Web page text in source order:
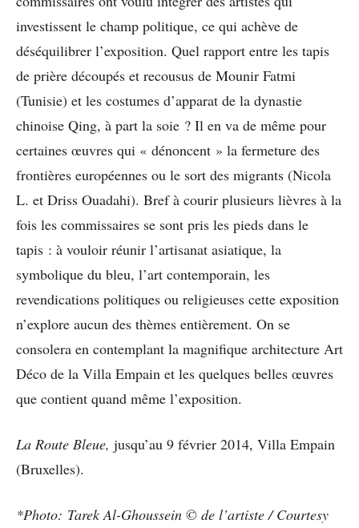
investissent le champ politique, ce qui achève de
déséquilibrer l’exposition. Quel rapport entre les tapis
de prière découpés et recousus de Mounir Fatmi
(Tunisie) et les costumes d’apparat de la dynastie
chinoise Qing, à part la soie ? Il en va de même pour
certaines œuvres qui « dénoncent » la fermeture des
frontières européennes ou le sort des migrants (Nicola
L. et Driss Ouadahi). Bref à courir plusieurs lièvres à la
fois les commissaires se sont pris les pieds dans le
tapis : à vouloir réunir l’artisanat asiatique, la
symbolique du bleu, l’art contemporain, les
revendications politiques ou religieuses cette exposition
n’explore aucun des thèmes entièrement. On se
consolera en contemplant la magnifique architecture Art
Déco de la Villa Empain et les quelques belles œuvres
que contient quand même l’exposition.
La Route Bleue, jusqu’au 9 février 2014, Villa Empain
(Bruxelles).
*Photo: Tarek Al-Ghoussein © de l’artiste / Courtesy